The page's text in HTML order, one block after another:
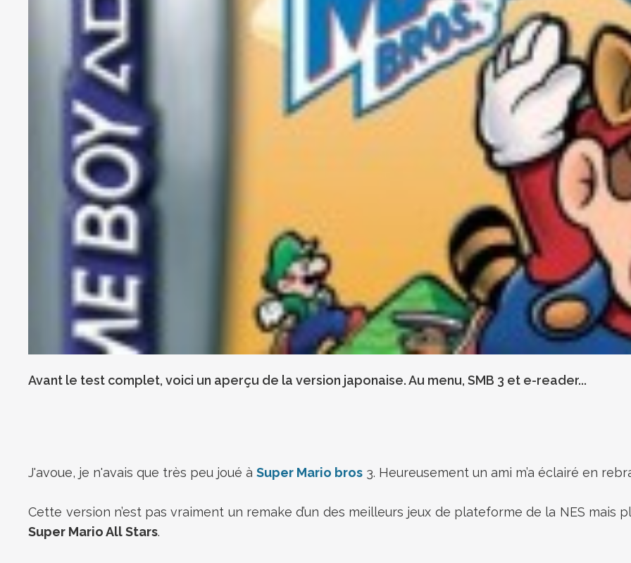
Avant le test complet, voici un aperçu de la version japonaise. Au menu, SMB 3 et e-reader...
J'avoue, je n'avais que très peu joué àSuper Mario bros 3. Heureusement un ami m’a éclairé en
Cette version n’est pas vraiment un remake d’un des meilleurs jeux de plateforme de la NES mais
Super Mario All Stars.